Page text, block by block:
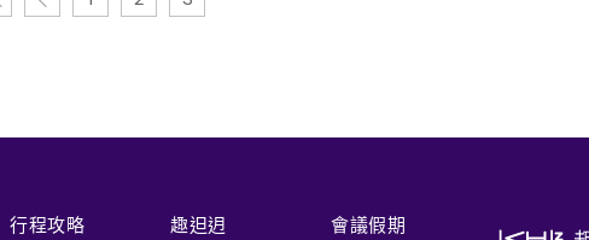
行程攻略 趣𨑨迌
會議假期